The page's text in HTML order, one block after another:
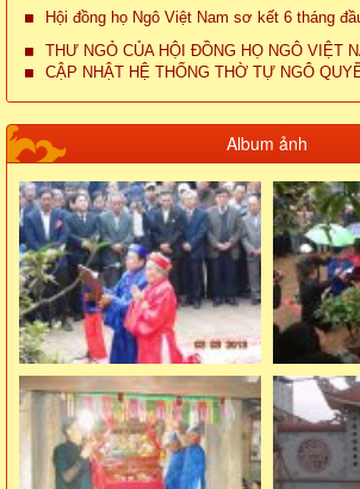
Hội đồng họ Ngô Việt Nam sơ kết 6 tháng
THƯ NGỎ CỦA HỘI ĐỒNG HỌ NGÔ VIỆT
CẬP NHẬT HỆ THỐNG THỜ TỰ NGÔ
Album ảnh